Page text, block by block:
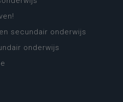
secundair onderwijs
onderwijs